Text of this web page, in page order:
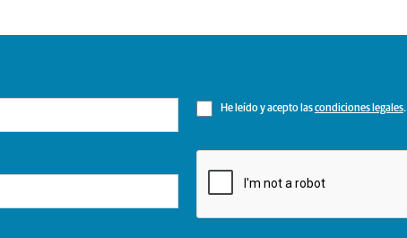
He leído y acepto lascondiciones legales.